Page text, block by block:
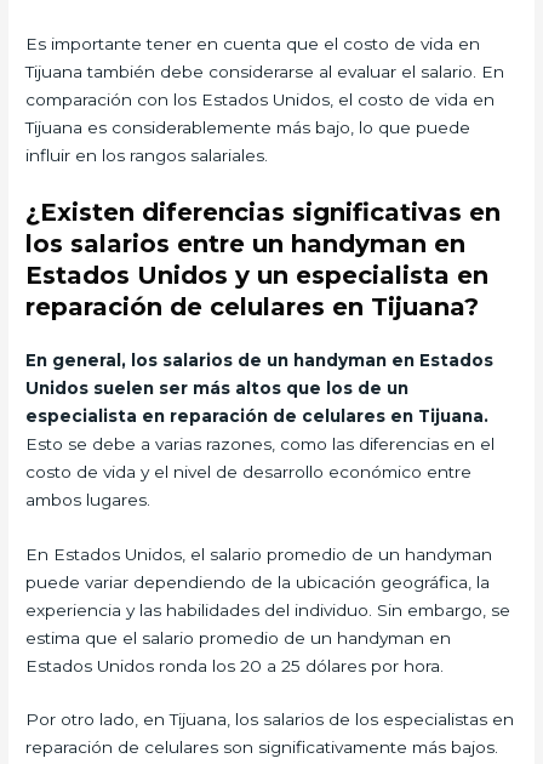
Es importante tener en cuenta que el costo de vida en
Tijuana también debe considerarse al evaluar el salario. En
comparación con los Estados Unidos, el costo de vida en
Tijuana es considerablemente más bajo, lo que puede
influir en los rangos salariales.
¿Existen diferencias significativas en
los salarios entre un handyman en
Estados Unidos y un especialista en
reparación de celulares en Tijuana?
En general, los salarios de un handyman en Estados
Unidos suelen ser más altos que los de un
especialista en reparación de celulares en Tijuana.
Esto se debe a varias razones, como las diferencias en el
costo de vida y el nivel de desarrollo económico entre
ambos lugares.
En Estados Unidos, el salario promedio de un handyman
puede variar dependiendo de la ubicación geográfica, la
experiencia y las habilidades del individuo. Sin embargo, se
estima que el salario promedio de un handyman en
Estados Unidos ronda los 20 a 25 dólares por hora.
Por otro lado, en Tijuana, los salarios de los especialistas en
reparación de celulares son significativamente más bajos.